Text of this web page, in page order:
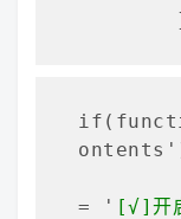
= ' [√]开